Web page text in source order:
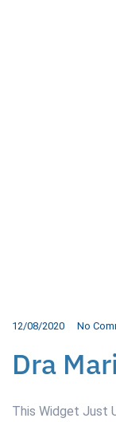
12/08/2020 No
Dra
This Widget Just